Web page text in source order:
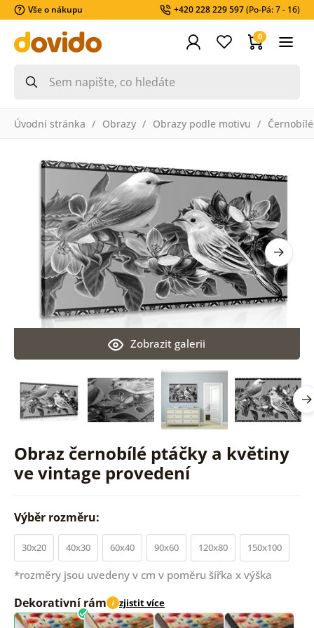
Vše o nákupu +420 228 229 597(Po-Pá: 7 - 16)
0
Úvodní stránka Obrazy Obrazy podle motivu
Obraz černobílé ptáčky a květiny
ve vintage provedení
Zobrazit galerii
Výběr rozměru:
30x20 40x30 60x40 90x60 120x80 150x100
*rozměry jsou uvedeny v cm v poměru šířka x výška
Dekorativní rám i zjistit více